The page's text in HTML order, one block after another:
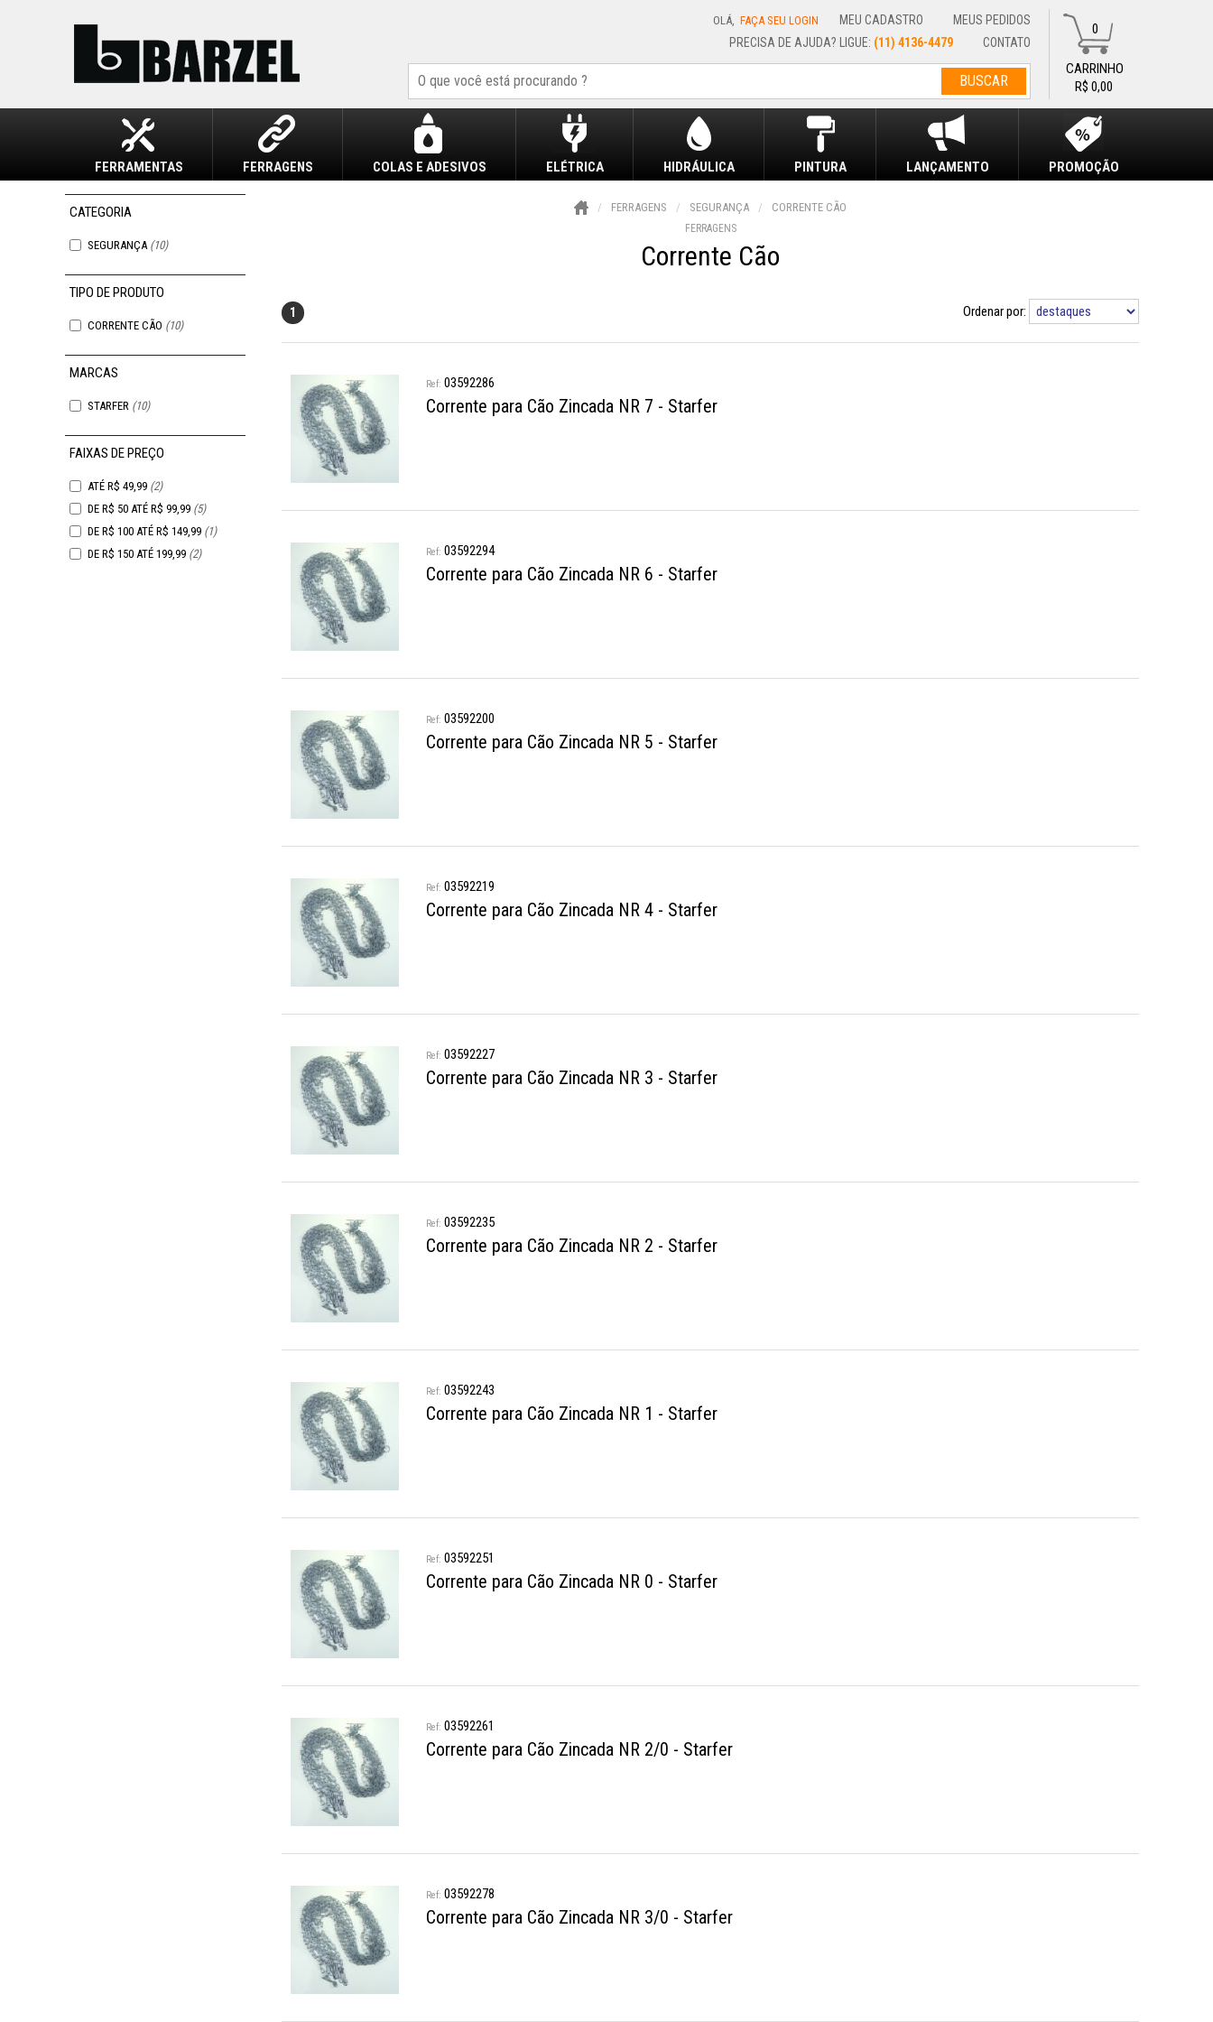
OLÁ, FAÇA SEU LOGIN
R$ 0,00
0
(11) 4136-4479 CONTATO
MEU CADASTRO MEUS PEDIDOS
FERRAMENTAS FERRAGENS COLAS E ADESIVOS ELÉTRICA HIDRÁULICA PINTURA LANÇAMENTO PROMOÇÃO
SEGURANÇA (10)
CORRENTE CÃO (10)
STARFER (10)
FAIXAS DE PREÇO
ATÉ R$ 49,99 (2)
DE R$ 50 ATÉ R$ 99,99 (5)
DE R$ 100 ATÉ R$ 149,99 (1)
DE R$ 150 ATÉ 199,99 (2)
FERRAGENS SEGURANÇA CORRENTE CÃO
FERRAGENS
Corrente Cão
1
03592286
Corrente para Cão Zincada NR 7 - Starfer
03592294
Corrente para Cão Zincada NR 6 - Starfer
03592200
Corrente para Cão Zincada NR 5 - Starfer
03592219
Corrente para Cão Zincada NR 4 - Starfer
03592227
Corrente para Cão Zincada NR 3 - Starfer
03592235
Corrente para Cão Zincada NR 2 - Starfer
03592243
Corrente para Cão Zincada NR 1 - Starfer
03592251
Corrente para Cão Zincada NR 0 - Starfer
03592261
Corrente para Cão Zincada NR 2/0 - Starfer
03592278
Corrente para Cão Zincada NR 3/0 - Starfer